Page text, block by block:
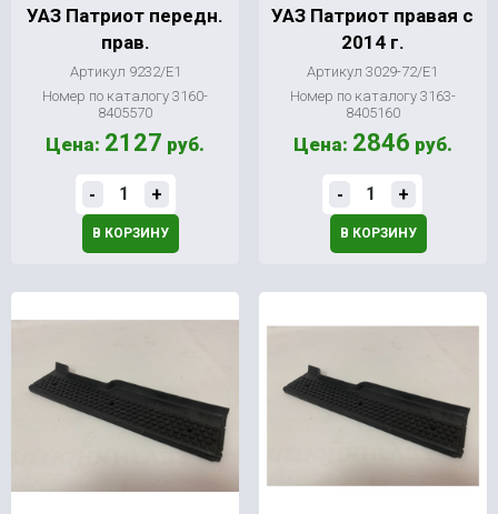
УАЗ Патриот передн.
прав.
Артикул 9232/Е1
Номер по каталогу 3160-
8405570
Цена: 2127 руб.
- +
В КОРЗИНУ
УАЗ Патриот правая с
2014 г.
Артикул 3029-72/Е1
Номер по каталогу 3163-
8405160
Цена: 2846 руб.
- +
В КОРЗИНУ